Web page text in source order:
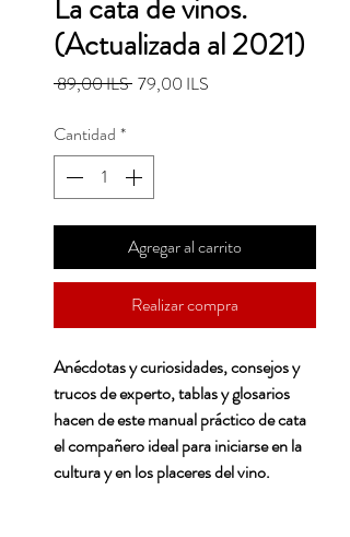
La cata de vinos.
(Actualizada al 2021)
89,00 ILS Precio
79,00 ILS
Cantidad *
Agregar al carrito
Realizar compra
Anécdotas y curiosidades, consejos y
trucos de experto, tablas y glosarios
hacen de este manual práctico de cata
el compañero ideal para iniciarse en la
cultura y en los placeres del vino.